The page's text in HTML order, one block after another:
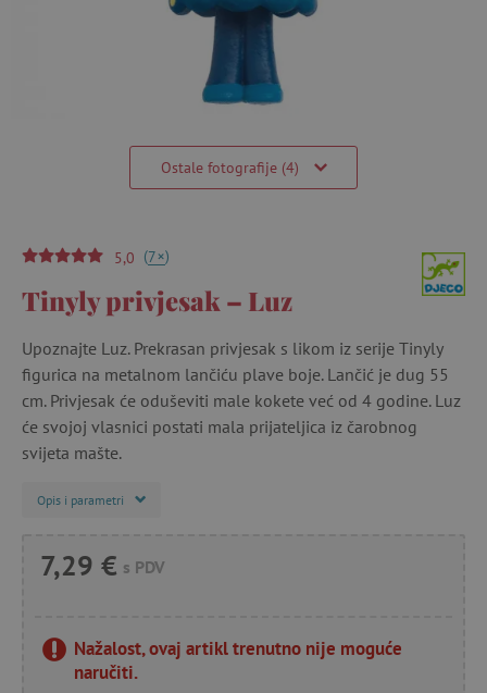
Ostale fotografije (4)
5,0 (7+)
Tinyly privjesak – Luz
Upoznajte Luz. Prekrasan privjesak s likom iz serije Tinyly
figurica na metalnom lančiću plave boje. Lančić je dug 55
cm. Privjesak će oduševiti male kokete već od 4 godine. Luz
će svojoj vlasnici postati mala prijateljica iz čarobnog
svijeta mašte.
Opis i parametri
7,29 € s PDV
Nažalost, ovaj artikl trenutno nije moguće
naručiti.